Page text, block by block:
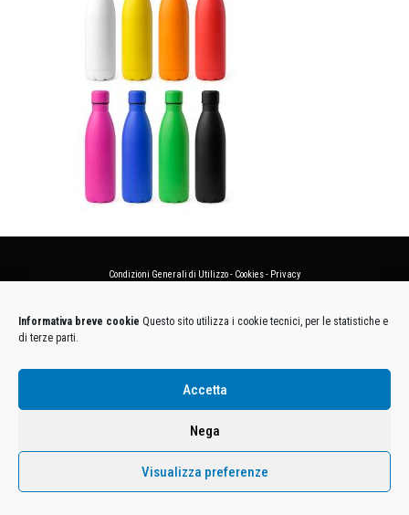
Informativa breve cookie Questo sito utilizza i cookie tecnici, per le statistiche e
di terze parti.
Accetta
Nega
Visualizza preferenze
Condizioni Generali di Utilizzo- Cookies- Privacy
Euro 12.500.000 i.v. - C.F. e Iscr. Reg. Imp. Monza e Brianza 02137480964 - R.E.A. MB-1370021 -
P.IVA. 11005760159 - Direzione e coordinamento art. 2497 C.C. DECATHLON SA, Villeneuve